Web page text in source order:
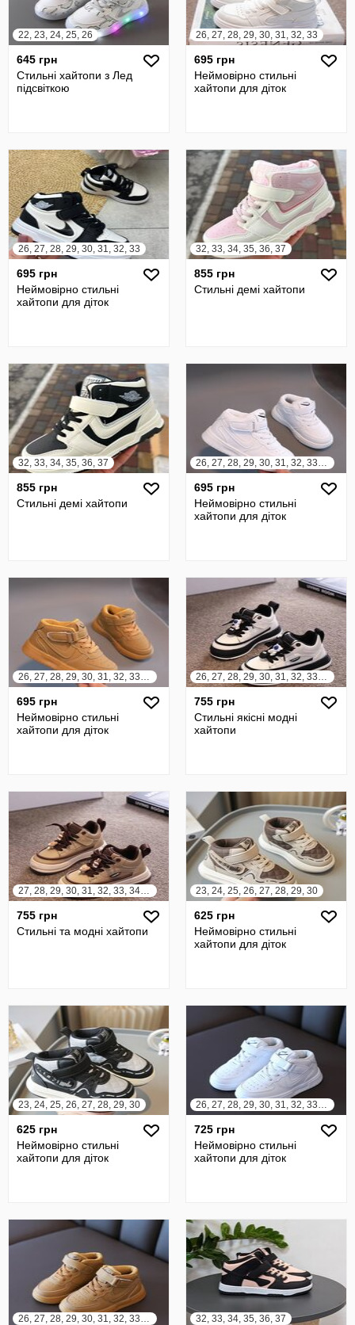
22, 23, 24, 25, 26
645 грн
Стильні хайтопи з Лед
підсвіткою
26, 27, 28, 29, 30, 31, 32, 33
695 грн
Неймовірно стильні
хайтопи для діток
26, 27, 28, 29, 30, 31, 32, 33
695 грн
Неймовірно стильні
хайтопи для діток
32, 33, 34, 35, 36, 37
855 грн
Стильні демі хайтопи
32, 33, 34, 35, 36, 37
855 грн
Стильні демі хайтопи
26, 27, 28, 29, 30, 31, 32, 33, 34, 35, 36
695 грн
Неймовірно стильні
хайтопи для діток
26, 27, 28, 29, 30, 31, 32, 33, 34, 35, 36
695 грн
Неймовірно стильні
хайтопи для діток
26, 27, 28, 29, 30, 31, 32, 33, 34, 35, 36, 37
755 грн
Стильні якісні модні
хайтопи
27, 28, 29, 30, 31, 32, 33, 34, 35, 36, 37
755 грн
Стильні та модні хайтопи
23, 24, 25, 26, 27, 28, 29, 30
625 грн
Неймовірно стильні
хайтопи для діток
23, 24, 25, 26, 27, 28, 29, 30
625 грн
Неймовірно стильні
хайтопи для діток
26, 27, 28, 29, 30, 31, 32, 33, 34, 35, 36
725 грн
Неймовірно стильні
хайтопи для діток
26, 27, 28, 29, 30, 31, 32, 33, 34, 35, 36 32, 33, 34, 35, 36, 37